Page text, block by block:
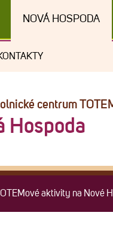
NOVÁ HOSPODA
centrum
Hospoda
aktivity na Nové